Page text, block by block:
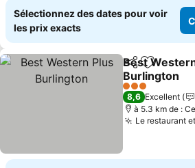
Sélectionnez des dates pour voir
les prix exacts
PartagerAjouter à
Best
Burlington
3 Étoiles
8,6 Excellent
à 5.3 km de :
Le restaurant